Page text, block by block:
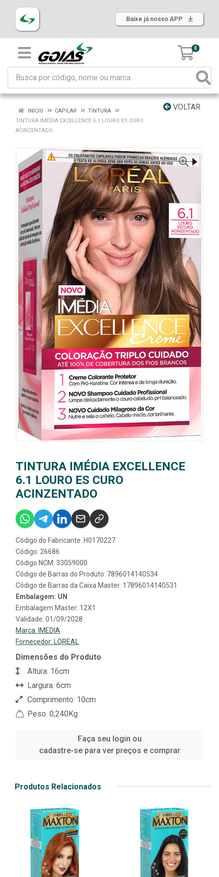
Baixe já nosso APP
0
VOLTAR
INÍCIO CAPILAR
TINTURA
TINTURA IMÉDIA EXCELLENCE 6.1 LOURO ES CURO
ACINZENTADO
TINTURA IMÉDIA EXCELLENCE
6.1 LOURO ES CURO
ACINZENTADO
Código do Fabricante: H0170227
Código: 26686
Código NCM: 33059000
Código de Barras do Produto: 7896014140534
Código de Barras da Caixa Master: 17896014140531
Embalagem: UN
Embalagem Master: 12X1
Validade: 01/09/2028
Marca: IMEDIA
Fornecedor:
LOREAL
Dimensões do Produto
Altura: 16cm
Largura: 6cm
Comprimento: 10cm
Peso: 0,240Kg
Faça seu login ou
cadastre-se para ver preços e comprar
Produtos Relacionados